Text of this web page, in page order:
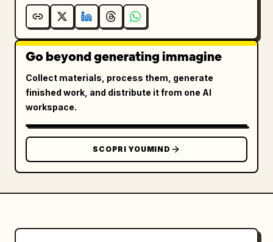
Go beyond generating immagine
Collect materials, process them, generate
finished work, and distribute it from one AI
workspace.
SCOPRI YOUMIND